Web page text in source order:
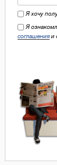
Я хочу
Я
соглашения и